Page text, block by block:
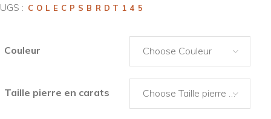
UGS : COLECPSBRDT145
Couleur Choose Couleur
Taille pierre en carats Choose Taille pierre en carats